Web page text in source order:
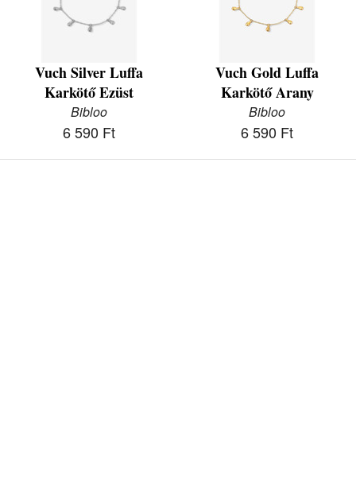
Vuch Silver Luffa
Karkötő Ezüst
Bibloo
6 590 Ft
Vuch Gold Luffa
Karkötő Arany
Bibloo
6 590 Ft